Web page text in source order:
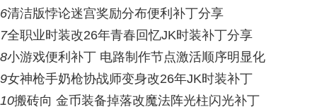
6清洁版悖论迷宫奖励分布便利补丁分享
7全职业时装改26年青春回忆JK时装补丁分享
8小游戏便利补丁 电路制作节点激活顺序明显化
9女神枪手奶枪协战师变身改26年JK时装补丁
10搬砖向 金币装备掉落改魔法阵光柱闪光补丁